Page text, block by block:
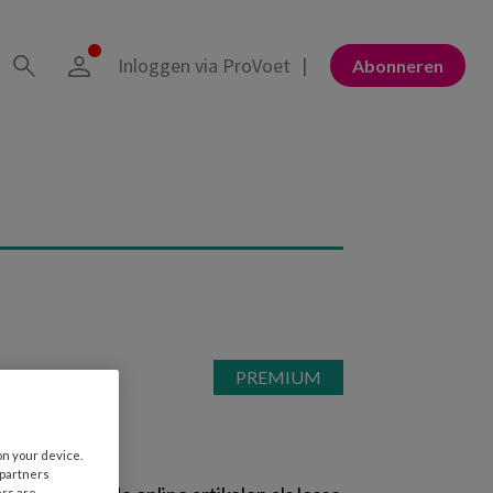
Abonneren
Inloggen via ProVoet
your device.